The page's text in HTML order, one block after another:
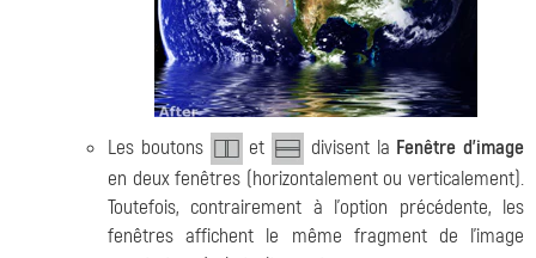
Les boutons et divisent la Fenêtre d'image
en deux fenêtres (horizontalement ou verticalement).
Toutefois, contrairement à l'option précédente, les
fenêtres affichent le même fragment de l'image